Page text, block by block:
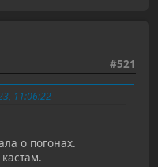
#521
11:06:22
о погонах.